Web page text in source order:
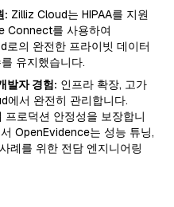
: Zilliz Cloud는 HIPAA를 지원
Connect를 사용하여
의 완전한 프라이빗 데이터
유지했습니다.
발자 경험: 인프라 확장, 고가
에서 완전히 관리합니다.
로덕션 안정성을 보장합니
OpenEvidence는 성능 튜닝,
례를 위한 전담 엔지니어링